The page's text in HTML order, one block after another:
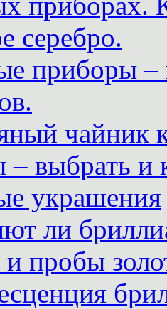
серебро.
приборы –
чайник
– выбрать и
украшения
ли
пробы